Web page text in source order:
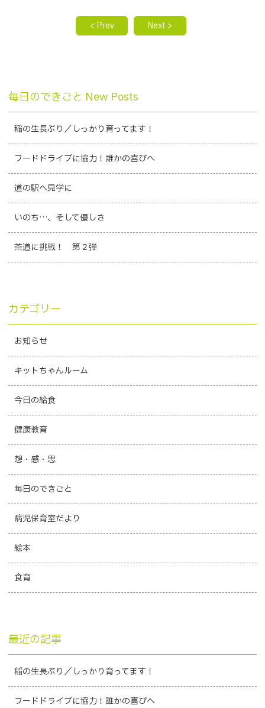
< Prev Next >
毎日のできごと New Posts
稲の生長ぶり／しっかり育ってます！
フードドライブに協力！誰かの喜びへ
道の駅へ見学に
いのち…、そして優しさ
茶道に挑戦！ 第２弾
カテゴリー
お知らせ
キットちゃんルーム
今日の給食
健康教育
想・感・思
毎日のできごと
病児保育室だより
絵本
食育
最近の記事
稲の生長ぶり／しっかり育ってます！
フードドライブに協力！誰かの喜びへ